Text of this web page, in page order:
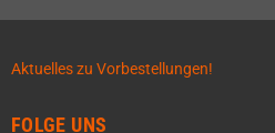
Aktuelles zu Vorbestellungen!
FOLGE UNS